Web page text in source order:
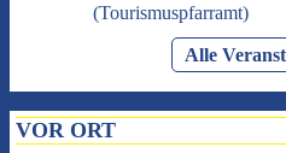
(Tourismuspfarramt)
Alle
VOR ORT